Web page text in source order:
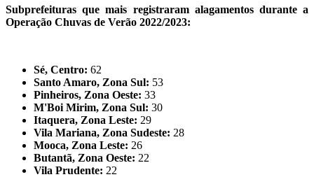
Subprefeituras que mais registraram alagamentos durante a
Operação Chuvas de Verão 2022/2023:
Sé, Centro: 62
Santo Amaro, Zona Sul: 53
Pinheiros, Zona Oeste: 33
M'Boi Mirim, Zona Sul: 30
Itaquera, Zona Leste: 29
Vila Mariana, Zona Sudeste: 28
Mooca, Zona Leste: 26
Butantã, Zona Oeste: 22
Vila Prudente: 22